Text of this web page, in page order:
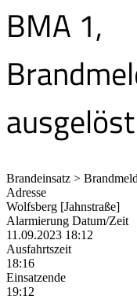
BMA 1,
ausgelöst
Brandeinsatz >
Adresse
Wolfsberg [Jahnstraße]
Alarmierung Datum/Zeit
11.09.2023 18:12
Ausfahrtszeit
18:16
Einsatzende
19:12